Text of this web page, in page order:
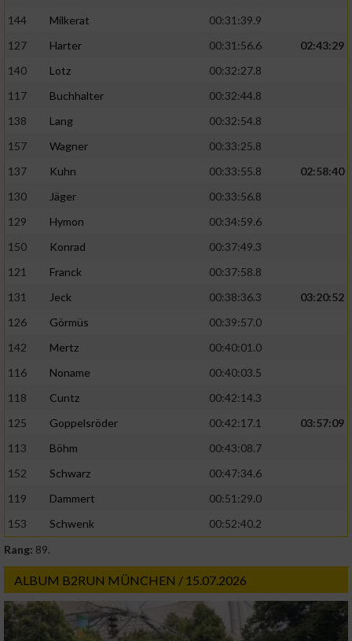
144
Milkerat
00:31:39.9
127
Harter 00:31:56.6
02:43:29
140
Lotz
00:32:27.8
117
Buchhalter
00:32:44.8
138
Lang
00:32:54.8
157
Wagner
00:33:25.8
137
Kuhn 00:33:55.8
02:58:40
130
Jäger
00:33:56.8
129
Hymon
00:34:59.6
150
Konrad
00:37:49.3
121
Franck
00:37:58.8
131
Jeck 00:38:36.3
03:20:52
126
Görmüs
00:39:57.0
142
Mertz
00:40:01.0
116
Noname
00:40:03.5
118
Cuntz
00:42:14.3
125
Goppelsröder 00:42:17.1
03:57:09
113
Böhm
00:43:08.7
152
Schwarz
00:47:34.6
119
Dammert
00:51:29.0
153
Schwenk
00:52:40.2
Rang: 89.
ALBUM B2RUN MÜNCHEN / 15.07.2026